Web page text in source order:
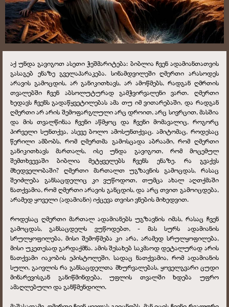
აქ უნდა გავიგოთ ასეთი ჭეშმარიტება: ბიბლია ჩვენ ადამიანთათვის
გასაგებ ენაზე გველაპარაკება. სინამდვილეში ღმერთი არასოდეს
არავის გამოცდის, არ განიკითხავს, არ ამოწმებს, რადგან ღმრთის
თვალებში ჩვენ აბსოლუტურად გამჭვირვალენი ვართ. ღმერთი
ხედავს ჩვენს გადაწყვეტილებას ამა თუ იმ ვითარებაში, და რადგან
ღმერთი არ არის შემოფარგლული არც დროით, არც სივრცით, მასშია
და მის თვალწინაა ჩვენი აწმყოც და ჩვენი მომავალიც, როგორც
პირველი სუნთქვა, ასევე ბოლო ამოსუნთქვაც. ამიტომაც, როდესაც
წერილი ამბობს, რომ ღმერთმა გამოსცადა აბრაამი, რომ ღმერთი
განიკითხავს მართალს, ისე უნდა გავიგოთ, რომ მოცემულ
შემთხვევაში ბიბლია მეტყველებს ჩვენს ენაზე. რა გვაქვს
მხედველობაში? ღმერთი მართალთ უგზავნის გამოცდას, რასაც
შეიძლება განსაცდელიც კი ვუწოდოთ, თუმცა ახალ აღთქმაში
ნათქვამია, რომ ღმერთი არავის განცდის, და არც თვით გამოიცდება,
არამედ ყოველი (ადამიანი) იქცევა თვისი ვნების მიხედვით.
როდესაც ღმერთი მართალ ადამიანებს უგზავნის იმას, რასაც ჩვენ
გამოცდას, განსაცდელს ვუწოდებთ, - მას სურს ადამიანის
სრულყოფილება, მისი შემოწმება კი არა, არამედ სრულყოფილება,
მისი უკეთესად გარდაქმნა. ამის შესახებ საკმაოდ დეტალურად არის
ნათქვამი იაკობის ეპისტოლეში, სადაც ნათქვამია, რომ ადამიანის
სული, გაივლის რა განსაცდელთა მხურვალებას, ყოველგვარი ცუდი
მინარევისგან განიწმინდება, უფლის თვალში ხდება უფრო
ამაღლებული და განწმენდილი.